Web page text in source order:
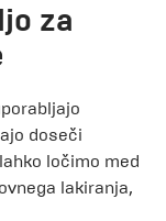
za
doseči
ločimo med
lakiranja,